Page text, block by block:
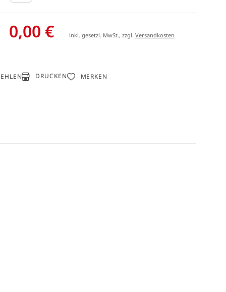
0,00 € inkl. gesetzl. MwSt., zzgl.Versandkosten
DRUCKEN MERKEN